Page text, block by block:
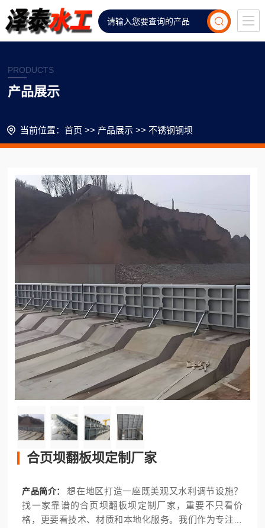
PRODUCTS
产品展示
当前位置： 首页 >> 产品展示 >> 不锈钢钢坝
合页坝翻板坝定制厂家
产品简介：
想在地区打造一座既美观又水利调节设施？
找一家靠谱的合页坝翻板坝定制厂家，重要不只看价
格，更要看技术、材质和本地化服务。我们作为专注合